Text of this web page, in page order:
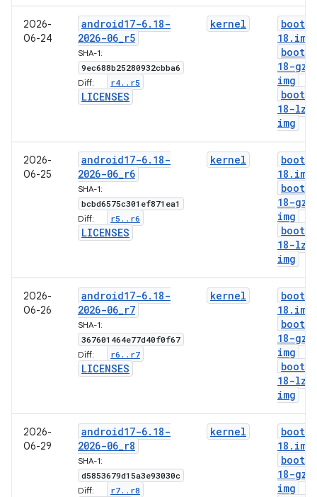
2026-
06-24
android17-6. 18-
2026-06_r5
SHA-1:
9ec688b25280932cbba6
Diff: r4. . r5
LICENSES
kernel
boot-6
18 . img
boot-6
18-gz
img
boot-6
18-lz4
img
2026-
06-25
android17-6. 18-
2026-06_r6
SHA-1:
bcbd6575c301ef871ea1
Diff: r5 . . r6
LICENSES
kernel
boot-6
18 . img
boot-6
18-gz
img
boot-6
18-lz4
img
2026-
06-26
android17-6. 18-
2026-06_r7
SHA-1:
367601464e77d40f0f67
Diff: r6 . . r7
LICENSES
kernel
boot-6
18 . img
boot-6
18-gz
img
boot-6
18-lz4
img
2026-
06-29
android17-6. 18-
2026-06_r8
SHA-1:
d5853679d15a3e93030c
Diff: r7. . r8
kernel
boot-6
18 . img
boot-6
18-gz
img